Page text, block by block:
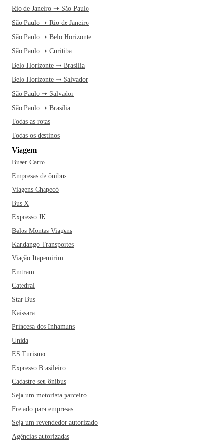
Rio de Janeiro ➝ São Paulo
São Paulo ➝ Rio de Janeiro
São Paulo ➝ Belo Horizonte
São Paulo ➝ Curitiba
Belo Horizonte ➝ Brasília
Belo Horizonte ➝ Salvador
São Paulo ➝ Salvador
São Paulo ➝ Brasília
Todas as rotas
Todas os destinos
Viagem
Buser Carro
Empresas de ônibus
Viagens Chapecó
Bus X
Expresso JK
Belos Montes Viagens
Kandango Transportes
Viação Itapemirim
Emtram
Catedral
Star Bus
Kaissara
Princesa dos Inhamuns
Unida
ES Turismo
Expresso Brasileiro
Cadastre seu ônibus
Seja um motorista parceiro
Fretado para empresas
Seja um revendedor autorizado
Agências autorizadas